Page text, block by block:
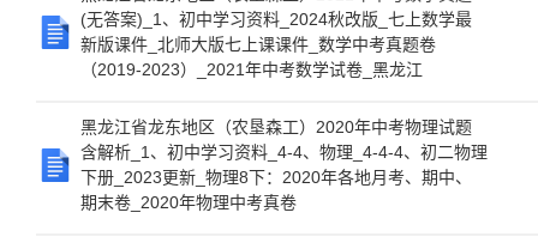
(无答案)_1、初中学习资料_2024秋改版_七上数学最
新版课件_北师大版七上课课件_数学中考真题卷
（2019-2023）_2021年中考数学试卷_黑龙江
黑龙江省龙东地区（农垦森工）2020年中考物理试题
含解析_1、初中学习资料_4-4、物理_4-4-4、初二物理
下册_2023更新_物理8下：2020年各地月考、期中、
期末卷_2020年物理中考真卷